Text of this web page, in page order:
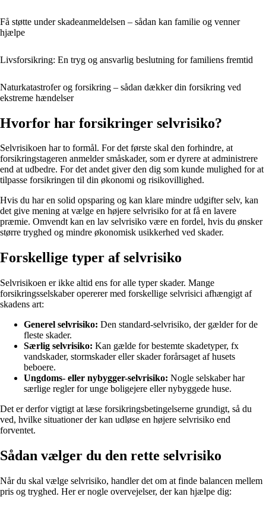
Få støtte under skadeanmeldelsen – sådan kan familie og venner
hjælpe
Livsforsikring: En tryg og ansvarlig beslutning for familiens fremtid
Naturkatastrofer og forsikring – sådan dækker din forsikring ved
ekstreme hændelser
Hvorfor har forsikringer selvrisiko?
Selvrisikoen har to formål. For det første skal den forhindre, at
forsikringstageren anmelder småskader, som er dyrere at administrere
end at udbedre. For det andet giver den dig som kunde mulighed for at
tilpasse forsikringen til din økonomi og risikovillighed.
Hvis du har en solid opsparing og kan klare mindre udgifter selv, kan
det give mening at vælge en højere selvrisiko for at få en lavere
præmie. Omvendt kan en lav selvrisiko være en fordel, hvis du ønsker
større tryghed og mindre økonomisk usikkerhed ved skader.
Forskellige typer af selvrisiko
Selvrisikoen er ikke altid ens for alle typer skader. Mange
forsikringsselskaber opererer med forskellige selvrisici afhængigt af
skadens art:
Generel selvrisiko: Den standard-selvrisiko, der gælder for de
fleste skader.
Særlig selvrisiko: Kan gælde for bestemte skadetyper, fx
vandskader, stormskader eller skader forårsaget af husets
beboere.
Ungdoms- eller nybygger-selvrisiko: Nogle selskaber har
særlige regler for unge boligejere eller nybyggede huse.
Det er derfor vigtigt at læse forsikringsbetingelserne grundigt, så du
ved, hvilke situationer der kan udløse en højere selvrisiko end
forventet.
Sådan vælger du den rette selvrisiko
Når du skal vælge selvrisiko, handler det om at finde balancen mellem
pris og tryghed. Her er nogle overvejelser, der kan hjælpe dig: